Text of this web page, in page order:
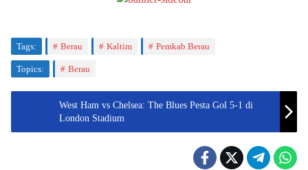
Tags: Berau Kaltim Pemkab Berau
Topics: Berau
West Ham vs Chelsea: The Blues Pesta Gol 5-1 di
London Stadium